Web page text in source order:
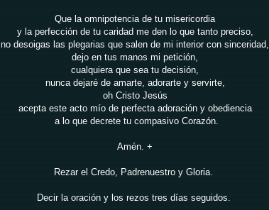
Que la omnipotencia de tu misericordia
y la perfección de tu caridad me den lo que tanto preciso,
no desoigas las plegarias que salen de mi interior con sinceridad,
dejo en tus manos mi petición,
cualquiera que sea tu decisión,
nunca dejaré de amarte, adorarte y servirte,
oh Cristo Jesús
acepta este acto mío de perfecta adoración y obediencia
a lo que decrete tu compasivo Corazón.
Amén. +
Rezar el Credo, Padrenuestro y Gloria.
Decir la oración y los rezos tres días seguidos.